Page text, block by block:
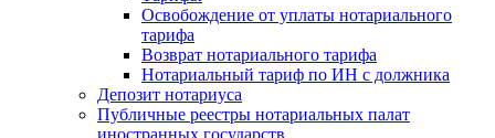
Освобождение от уплаты нотариального
тарифа
Возврат нотариального тарифа
Нотариальный тариф по ИН с должника
Депозит нотариуса
Публичные реестры нотариальных палат
иностранных государств